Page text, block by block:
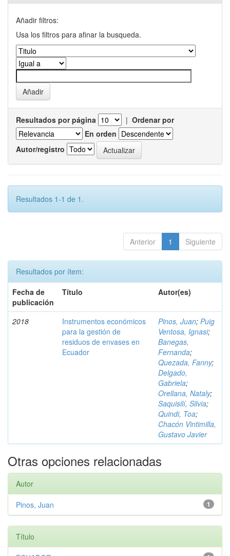
Añadir filtros:
Usa los filtros para afinar la busqueda.
Resultados por página | Ordenar por
En orden
Autor/registro
Resultados 1-1 de 1.
Anterior 1 Siguiente
Resultados por ítem:
Fecha de
publicación
Título Autor(es)
2018
Instrumentos económicos
para la gestión de
residuos de envases en
Ecuador
Pinos, Juan; Puig
Ventosa, Ignasi;
Banegas,
Fernanda;
Quezada, Fanny;
Delgado,
Gabriela;
Orellana, Nataly;
Saquisilí, Silvia;
Quindi, Toa;
Chacón Vintimilla,
Gustavo Javier
Otras opciones relacionadas
Autor
1
Pinos, Juan
Título